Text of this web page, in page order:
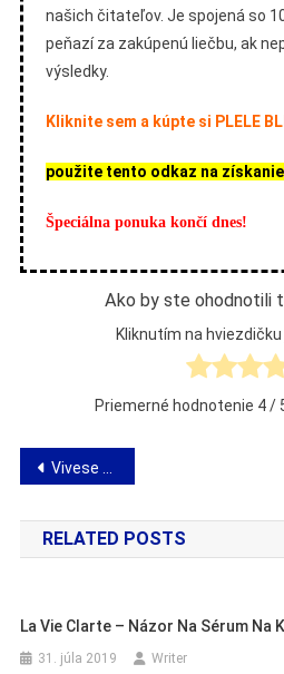
našich čitateľov. Je spojená so
peňazí za zakúpenú liečbu, ak
výsledky.
Kliknite sem a kúpte si PLELE
použite tento odkaz na získanie
Špeciálna ponuka končí dnes!
Ako by ste ohodnotili
Kliknutím na
Priemerné hodnotenie 4/
Navigácia
v
článku
Vivese Senso Duo – analýza účinku kapsúl proti plešatosti
RELATED POSTS
La Vie Clarte – Názor Na Sérum Na
31. júla 2019 Writer